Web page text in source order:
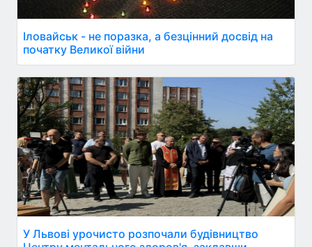
Іловайськ - не поразка, а безцінний досвід на
початку Великої війни
У Львові урочисто розпочали будівництво